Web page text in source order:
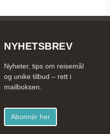
NYHETSBREV
Nyheter, tips om reisemål
og unike tilbud – rett i
mailboksen.
Abonnér her